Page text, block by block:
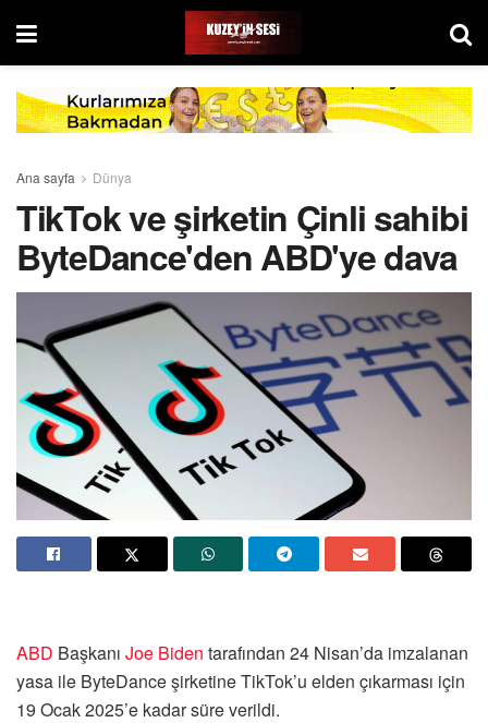
Ana sayfa Dünya
TikTok ve şirketin Çinli sahibi
ByteDance'den ABD'ye dava
ABD Başkanı Joe Biden tarafından 24 Nisan’da imzalanan
yasa ile ByteDance şirketine TikTok’u elden çıkarması için
19 Ocak 2025’e kadar süre verildi.